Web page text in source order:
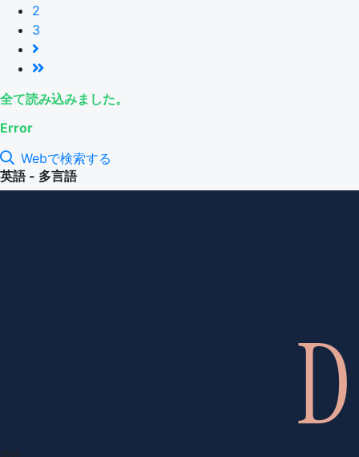
2
3
全て読み込みました。
Error
Webで検索する
英語 - 多言語